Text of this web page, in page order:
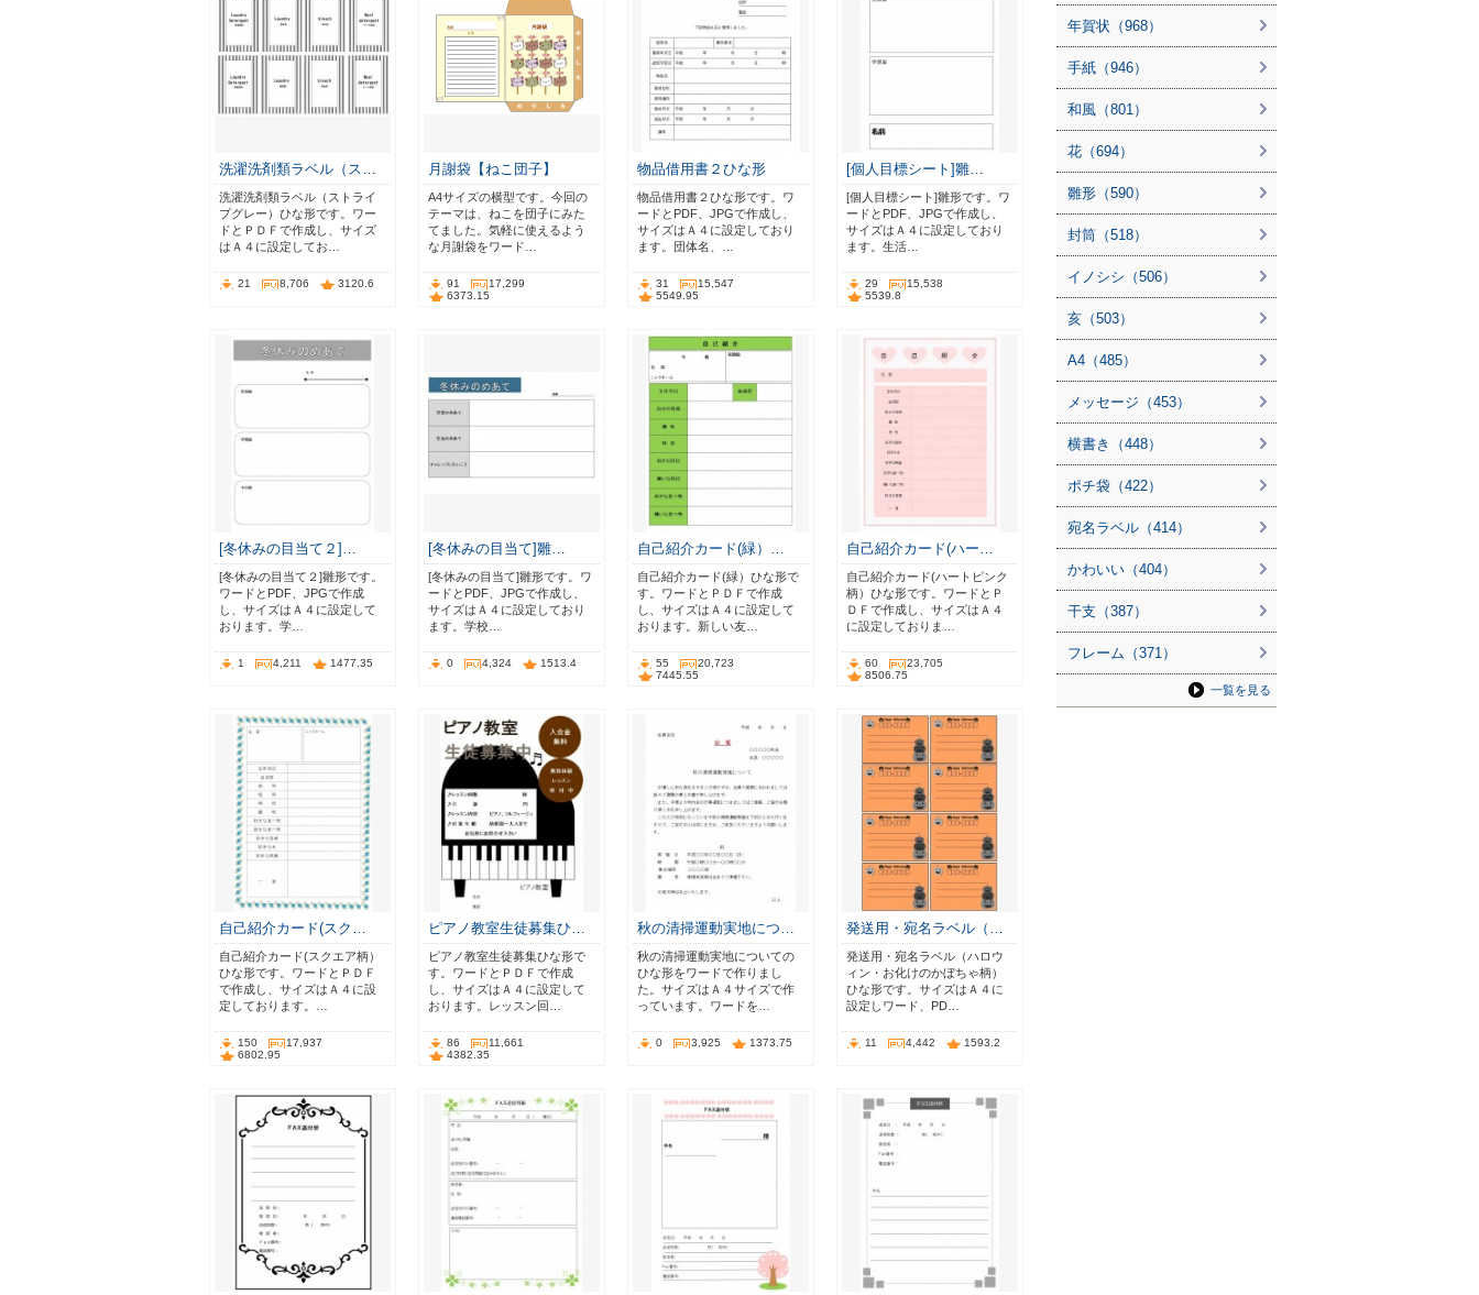
洗濯洗剤類ラベル（ス…
洗濯洗剤類ラベル（ストライ
プグレー）ひな形です。ワー
ドとＰＤＦで作成し、サイズ
はＡ４に設定してお…
21 8,706 3120.6
月謝袋【ねこ団子】
A4サイズの横型です。今回の
テーマは、ねこを団子にみた
てました。気軽に使えるよう
な月謝袋をワード…
91
17,299
6373.15
物品借用書２ひな形
物品借用書２ひな形です。ワ
ードとPDF、JPGで作成し、
サイズはＡ４に設定しており
ます。団体名、…
31
15,547
5549.95
[個人目標シート]雛…
[個人目標シート]雛形です。ワ
ードとPDF、JPGで作成し、
サイズはＡ４に設定しており
ます。生活…
29
15,538
5539.8
[冬休みの目当て２]…
[冬休みの目当て２]雛形です。
ワードとPDF、JPGで作成
し、サイズはＡ４に設定して
おります。学…
1 4,211 1477.35
[冬休みの目当て]雛…
[冬休みの目当て]雛形です。ワ
ードとPDF、JPGで作成し、
サイズはＡ４に設定しており
ます。学校…
0 4,324 1513.4
自己紹介カード(緑）…
自己紹介カード(緑）ひな形で
す。ワードとＰＤＦで作成
し、サイズはＡ４に設定して
おります。新しい友…
55
20,723
7445.55
自己紹介カード(ハー…
自己紹介カード(ハートピンク
柄）ひな形です。ワードとＰ
ＤＦで作成し、サイズはＡ４
に設定しておりま…
60
23,705
8506.75
自己紹介カード(スク…
自己紹介カード(スクエア柄）
ひな形です。ワードとＰＤＦ
で作成し、サイズはＡ４に設
定しております。…
150
17,937
6802.95
ピアノ教室生徒募集ひ…
ピアノ教室生徒募集ひな形で
す。ワードとＰＤＦで作成
し、サイズはＡ４に設定して
おります。レッスン回…
86
11,661
4382.35
秋の清掃運動実地につ…
秋の清掃運動実地についての
ひな形をワードで作りまし
た。サイズはＡ４サイズで作
っています。ワードを…
0 3,925 1373.75
発送用・宛名ラベル（…
発送用・宛名ラベル（ハロウ
ィン・お化けのかぼちゃ柄）
ひな形です。サイズはＡ４に
設定しワード、PD…
11 4,442 1593.2
年賀状（968）
手紙（946）
和風（801）
花（694）
雛形（590）
封筒（518）
イノシシ（506）
亥（503）
A4（485）
メッセージ（453）
横書き（448）
ポチ袋（422）
宛名ラベル（414）
かわいい（404）
干支（387）
フレーム（371）
一覧を見る